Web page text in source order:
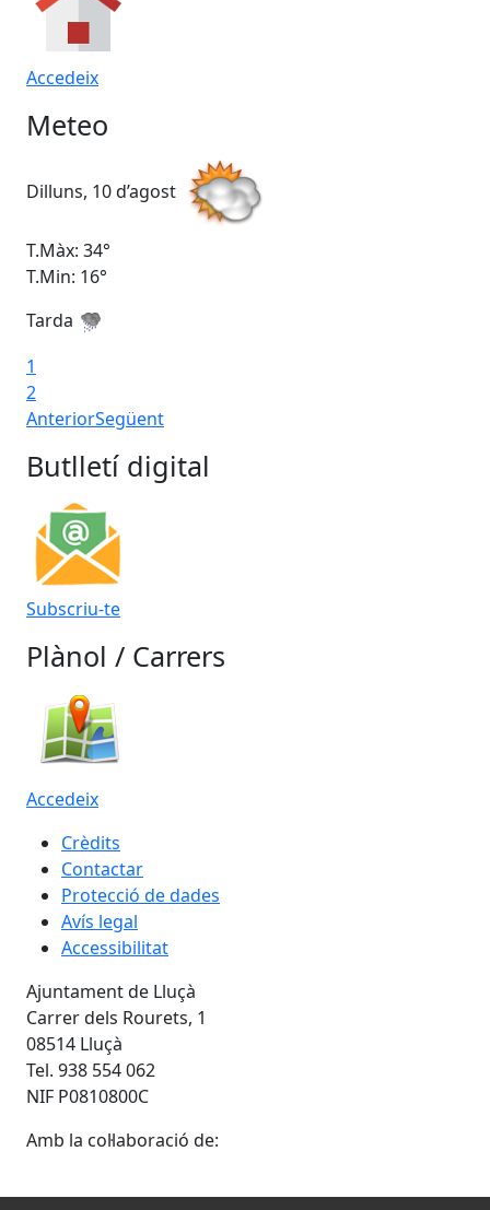
Accedeix
Meteo
Dilluns, 10 d’agost
T.Màx: 34°
T.Min: 16°
Tarda
2
Butlletí digital
Subscriu-te
Plànol / Carrers
Accedeix
Crèdits
Contactar
Avís legal
Accessibilitat
Ajuntament de Lluçà
Carrer dels Rourets, 1
Tel. 938 554 062
NIF P0810800C
Amb la col·laboració de: